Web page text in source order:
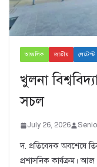
আঞ্চলিক জাতীয় লেটেস্ট
খুলনা
সচল
July 26, 2026
দ. প্রতিবেদক অবশেষে
প্রশাসনিক কার্যক্রম।